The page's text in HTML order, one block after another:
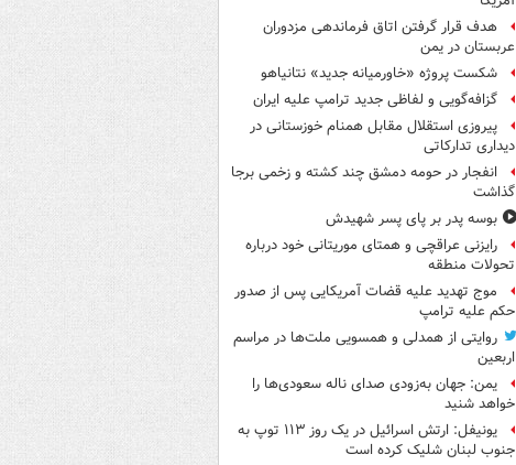
هدف قرار گرفتن اتاق‌ فرماندهی مزدوران
عربستان در یمن
شکست پروژه «خاورمیانه جدید» نتانیاهو
گزافه‌گویی و لفاظی جدید ترامپ علیه ایران
پیروزی استقلال مقابل همنام خوزستانی در
دیداری تدارکاتی
انفجار در حومه دمشق چند کشته و زخمی برجا
گذاشت
بوسه‌ پدر بر پای پسر شهیدش
رایزنی عراقچی و همتای موریتانی خود درباره
تحولات منطقه
موج تهدید علیه قضات آمریکایی پس از صدور
حکم علیه ترامپ
روایتی از همدلی و همسویی ملت‌ها در مراسم
اربعین
یمن: جهان به‌زودی صدای ناله سعودی‌ها را
خواهد شنید
یونیفل: ارتش اسرائیل در یک روز ۱۱۳ توپ به
جنوب لبنان شلیک کرده است